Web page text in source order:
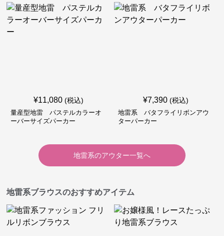
¥11,080 (税込)
量産型地雷 パステルカラーオ
ーバーサイズパーカー
¥7,390 (税込)
地雷系 バタフライリボンアウ
ターパーカー
地雷系のアウター一覧へ
地雷系ブラウスのおすすめアイテム